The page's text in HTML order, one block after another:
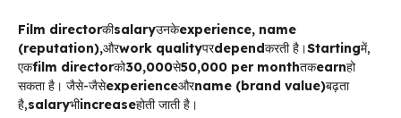
Film directorकीsalaryउनकेexperience, name
(reputation),औरwork qualityपरdependकरती है।Startingमें,
एकfilm directorको₹30,000से₹50,000 per monthतकearnहो
सकता है। जैसे-जैसेexperienceऔरname (brand value)बढ़ता
है,salaryभीincreaseहोती जाती है।